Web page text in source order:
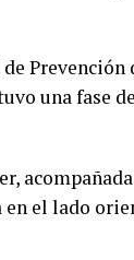
Prevención
una fase de
acompañada
en el lado